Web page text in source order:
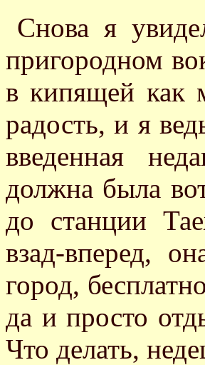
Снова я
пригородном
в кипящей как
радость, и я
введенная
должна была
до станции
взад-вперед,
город,
да и просто
Что делать,